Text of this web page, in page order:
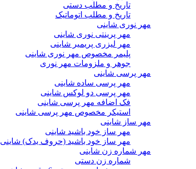
تاریخ و مطلب دستی
تاریخ و مطلب اتوماتیک
مهر نوری شاینی
مهر پرینتی نوری شاینی
مهر لیزری پریمیر شاینی
پلیمر مخصوص مهر نوری شاینی
جوهر و ملزومات مهر نوری
مهر پرسی شاینی
مهر پرسی ساده شاینی
مهر پرسی دو لوکس شاینی
فک اضافه مهر پرسی شاینی
استیکر مخصوص مهر پرسی شاینی
مهر ساز شاینی
مهر ساز خود باشید شاینی
مهر ساز خود باشید (حروف یدک) شاینی
مهر شماره زن شاینی
شماره زن دستی